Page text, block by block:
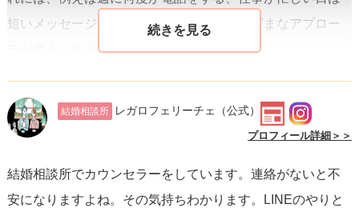
短いメッセージで挨拶を交わす、などさまざまなアプロー
チが考えられます。
次に、 不安な気持ちを彼に伝える
ことも一つの方法です。
自分の感情を素直に伝えることで、彼があなたの気持ちに
は、彼に責任があるかのような言い方ではなく、「過去の
経験から不安に感じてしまっている」という自分の感情に
結婚相談所 レガロフェリーチェ （公式）
プロフィール詳細＞＞
結婚相談所でカウンセラーをしています。連絡がないと不
安になりますよね。その気持ちわかります。LINEのやりと